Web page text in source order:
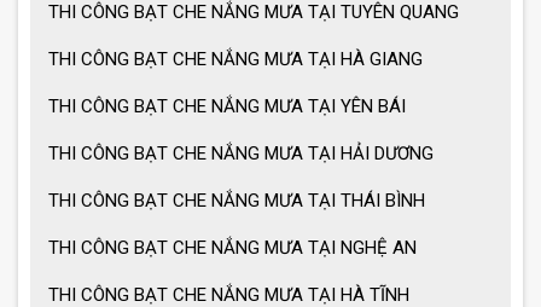
THI CÔNG BẠT CHE NẮNG MƯA TẠI TUYÊN QUANG
THI CÔNG BẠT CHE NẮNG MƯA TẠI HÀ GIANG
THI CÔNG BẠT CHE NẮNG MƯA TẠI YÊN BÁI
THI CÔNG BẠT CHE NẮNG MƯA TẠI HẢI DƯƠNG
THI CÔNG BẠT CHE NẮNG MƯA TẠI THÁI BÌNH
THI CÔNG BẠT CHE NẮNG MƯA TẠI NGHỆ AN
THI CÔNG BẠT CHE NẮNG MƯA TẠI HÀ TĨNH